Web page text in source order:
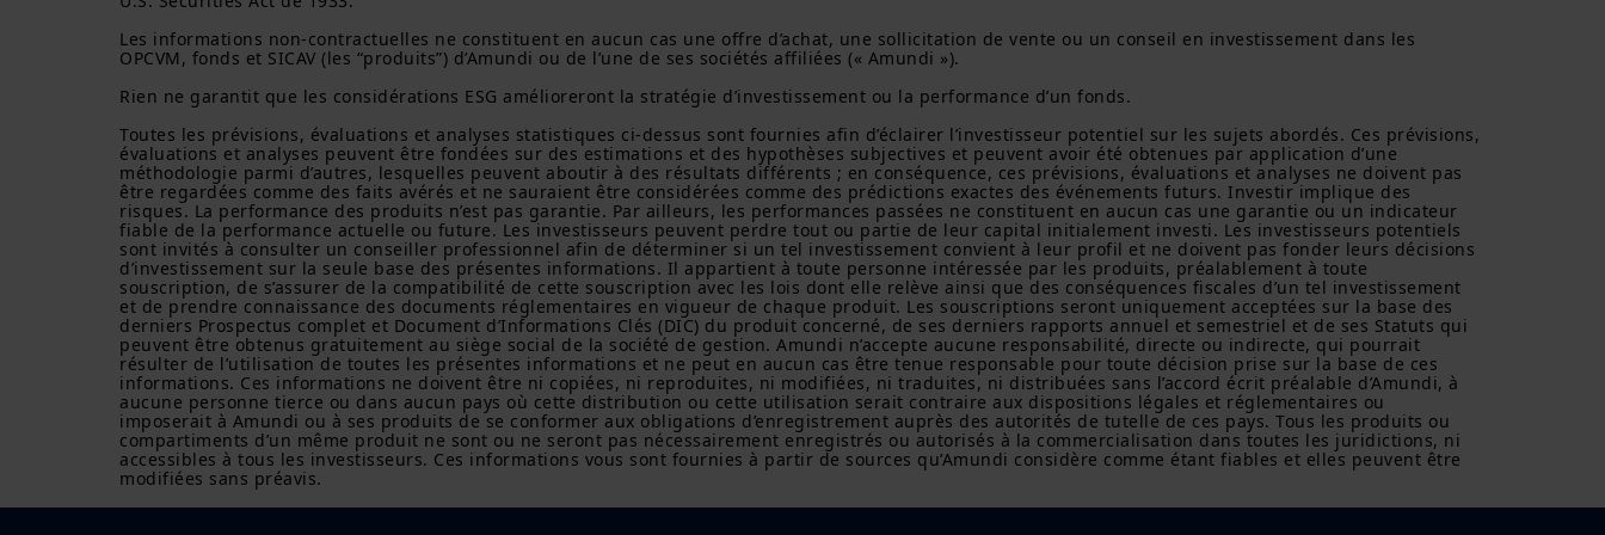
vendre des titres ou d’autres instruments financiers. Les informations contenues sur ce
site proviennent d’Amundi Canada ou de sources considérées comme fiables par Amundi
d’enquête à son égard. Ni Amundi Canada, ni ses sociétés affiliées, associés,
administrateurs, dirigeants, mandataires, employés ni ses représentants ne garantissent
ni ne déclarent, implicitement ou explicitement, que les informations fournies sur ce site
est exacte, complète ou à jour. Amundi Canada décline toute responsabilité liée aux
informations contenues sur ce site web.
Les informations ne visent pas à être distribuées ni à être utilisées par une personne ou
entité dans une juridiction où cette distribution ou utilisation contreviendrait à la loi ou à la
réglementation applicables, ou qui imposerait à Amundi Canada ou à ses affiliés
l’obligation de se conformer aux obligations d’inscription ou de prospectus de ces
juridictions.
Les informations ne peuvent, sans l'autorisation écrite préalable d'Amundi Canada, être
copiées, reproduites, modifiées ou distribuées à une tierce personne ou entité dans
quelque pays que ce soit.
L'investissement comporte des risques. Les performances passées ne garantissent ni
n'indiquent les rendements futurs. La valeur d'un investissement dans une valeur
marché, des prévisions économiques, du marché boursier, du marché obligataire ou des
Les informations non-contractuelles ne constituent en aucun cas une offre d’achat, une sollicitation de vente ou un conseil en investissement dans les
OPCVM, fonds et SICAV (les “produits”) d’Amundi ou de l’une de ses sociétés affiliées (« Amundi »).
Rien ne garantit que les considérations ESG amélioreront la stratégie d’investissement ou la performance d’un fonds.
Toutes les prévisions, évaluations et analyses statistiques ci-dessus sont fournies afin d’éclairer l’investisseur potentiel sur les sujets abordés. Ces prévisions,
évaluations et analyses peuvent être fondées sur des estimations et des hypothèses subjectives et peuvent avoir été obtenues par application d’une
méthodologie parmi d’autres, lesquelles peuvent aboutir à des résultats différents ; en conséquence, ces prévisions, évaluations et analyses ne doivent pas
être regardées comme des faits avérés et ne sauraient être considérées comme des prédictions exactes des événements futurs. Investir implique des
risques. La performance des produits n’est pas garantie. Par ailleurs, les performances passées ne constituent en aucun cas une garantie ou un indicateur
fiable de la performance actuelle ou future. Les investisseurs peuvent perdre tout ou partie de leur capital initialement investi. Les investisseurs potentiels
sont invités à consulter un conseiller professionnel afin de déterminer si un tel investissement convient à leur profil et ne doivent pas fonder leurs décisions
d’investissement sur la seule base des présentes informations. Il appartient à toute personne intéressée par les produits, préalablement à toute
souscription, de s’assurer de la compatibilité de cette souscription avec les lois dont elle relève ainsi que des conséquences fiscales d’un tel investissement
et de prendre connaissance des documents réglementaires en vigueur de chaque produit. Les souscriptions seront uniquement acceptées sur la base des
derniers Prospectus complet et Document d’Informations Clés (DIC) du produit concerné, de ses derniers rapports annuel et semestriel et de ses Statuts qui
peuvent être obtenus gratuitement au siège social de la société de gestion. Amundi n’accepte aucune responsabilité, directe ou indirecte, qui pourrait
résulter de l’utilisation de toutes les présentes informations et ne peut en aucun cas être tenue responsable pour toute décision prise sur la base de ces
informations. Ces informations ne doivent être ni copiées, ni reproduites, ni modifiées, ni traduites, ni distribuées sans l’accord écrit préalable d’Amundi, à
aucune personne tierce ou dans aucun pays où cette distribution ou cette utilisation serait contraire aux dispositions légales et réglementaires ou
imposerait à Amundi ou à ses produits de se conformer aux obligations d’enregistrement auprès des autorités de tutelle de ces pays. Tous les produits ou
compartiments d’un même produit ne sont ou ne seront pas nécessairement enregistrés ou autorisés à la commercialisation dans toutes les juridictions, ni
accessibles à tous les investisseurs. Ces informations vous sont fournies à partir de sources qu’Amundi considère comme étant fiables et elles peuvent être
modifiées sans préavis.